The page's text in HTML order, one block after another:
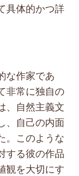
具体的かつ詳
な作家であ
非常に独自の
、自然主義文
、自己の内面
。このような
する彼の作品
観を大切にす